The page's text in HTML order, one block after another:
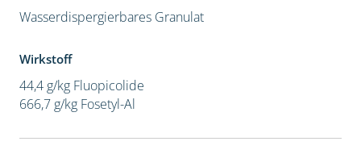
Wasserdispergierbares Granulat
Wirkstoff
44,4 g/kg Fluopicolide
666,7 g/kg Fosetyl-Al